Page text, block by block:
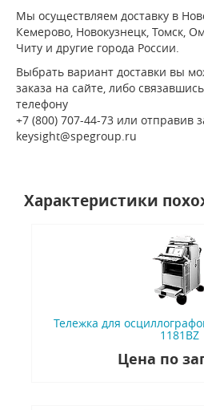
Мы осуществляем доставку в
Кемерово, Новокузнецк, Томск,
Читу и другие города России.
Выбрать вариант доставки вы
заказа на сайте, либо
телефону
+7 (800) 707-44-73 или отправив
keysight@spegroup.ru
Характеристики
Тележка для
1181BZ
Цена по